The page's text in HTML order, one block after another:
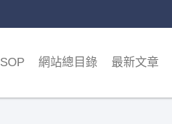
網站總目錄 最新文章